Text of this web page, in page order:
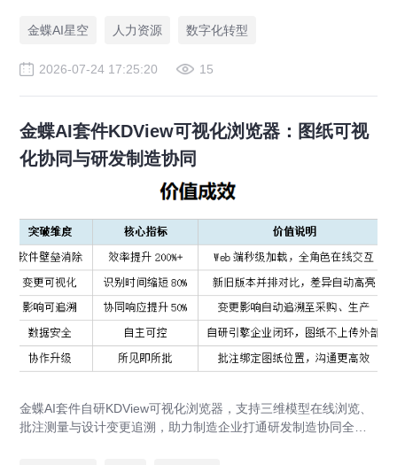
金蝶AI星空
人力资源 数字化转型
2026-07-24 17:25:20 15
金蝶AI套件KDView可视化浏览器：图纸可视
化协同与研发制造协同
金蝶AI套件自研KDView可视化浏览器，支持三维模型在线浏览、
批注测量与设计变更追溯，助力制造企业打通研发制造协同全链